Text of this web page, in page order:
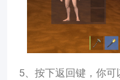
5、按下返回键，你